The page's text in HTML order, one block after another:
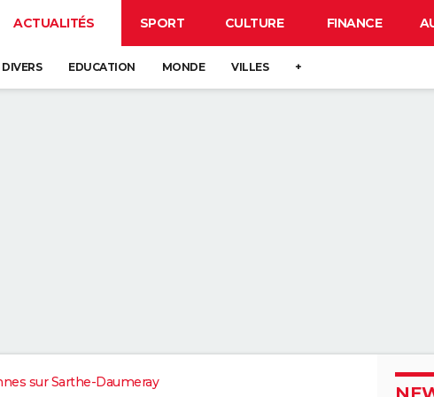
ACTUALITÉS SPORT CULTURE FINANCE
EDUCATION MONDE VILLES +
sur Sarthe-Daumeray